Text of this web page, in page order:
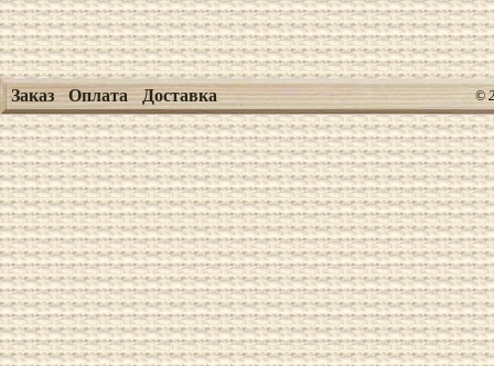
Заказ Оплата Доставка ©